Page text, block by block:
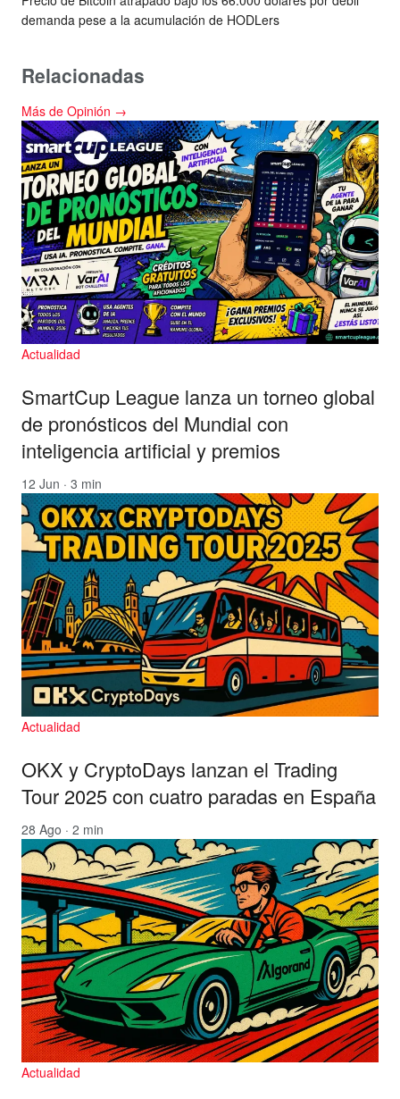
demanda pese a la acumulación de HODLers
Relacionadas
Más de Opinión →
Actualidad
SmartCup League lanza un torneo global
de pronósticos del Mundial con
inteligencia artificial y premios
12 Jun · 3 min
Actualidad
OKX y CryptoDays lanzan el Trading
Tour 2025 con cuatro paradas en España
28 Ago · 2 min
Actualidad